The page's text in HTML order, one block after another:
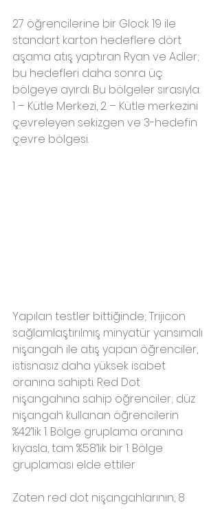
27 öğrencilerine bir Glock 19 ile
standart karton hedeflere dört
aşama atış yaptıran Ryan ve Adler;
bu hedefleri daha sonra üç
bölgeye ayırdı. Bu bölgeler sırasıyla:
1 – Kütle Merkezi, 2 – Kütle merkezini
çevreleyen sekizgen ve 3-hedefin
çevre bölgesi.
Yapılan testler bittiğinde; Trijicon
sağlamlaştırılmış minyatür yansımalı
nişangah ile atış yapan öğrenciler,
istisnasız daha yüksek isabet
oranına sahipti. Red Dot
nişangahına sahip öğrenciler; düz
nişangah kullanan öğrencilerin
%42’lik 1. Bölge gruplama oranına
kıyasla, tam %58’lik bir 1. Bölge
gruplaması elde ettiler
Zaten red dot nişangahlarının, 8